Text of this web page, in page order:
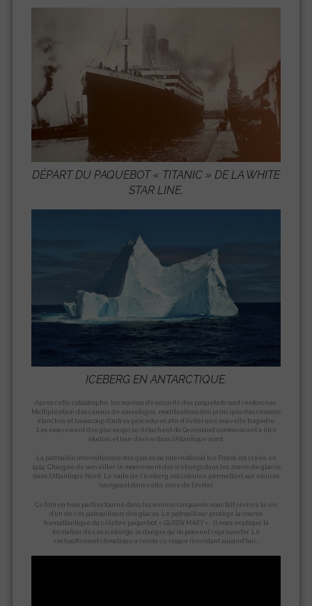
DÉPART DU PAQUEBOT « TITANIC » DE LA WHITE
STAR LINE.
ICEBERG EN ANTARCTIQUE.
Après cette catastrophe, les normes de sécurité des paquebots sont renforcées.
Multiplication des canaux de sauvetages, modifications des principes des cloisons
étanches et beaucoup d’autres procédures afin d’éviter une nouvelle tragédie.
Les mouvement des glaces qui se détachent du Groënland commencent à être
étudiés et leur dérive dans l’Atlantique nord.
La patrouille internationale des glaces ou International Ice Patrol est créée en
1914. Chargée de surveiller le mouvement des icebergs dans les zones de glaces
dans l’Atlantique Nord. La route de l’iceberg est calculée permettant aux navires
naviguant dans cette zone de l’éviter.
Ce film en trois parties tourné dans les années cinquante nous fait revivre la vie
d’un de ces patrouilleurs des glaces. Le patrouilleur protège la course
transatlantique du célèbre paquebot « QUEEN MARY» . Il nous explique la
formation de ces icebergs, le danger qu’ils pouvent représenter. Le
réchauffement climatique a rendu ce risque inexistant aujourd’hui…